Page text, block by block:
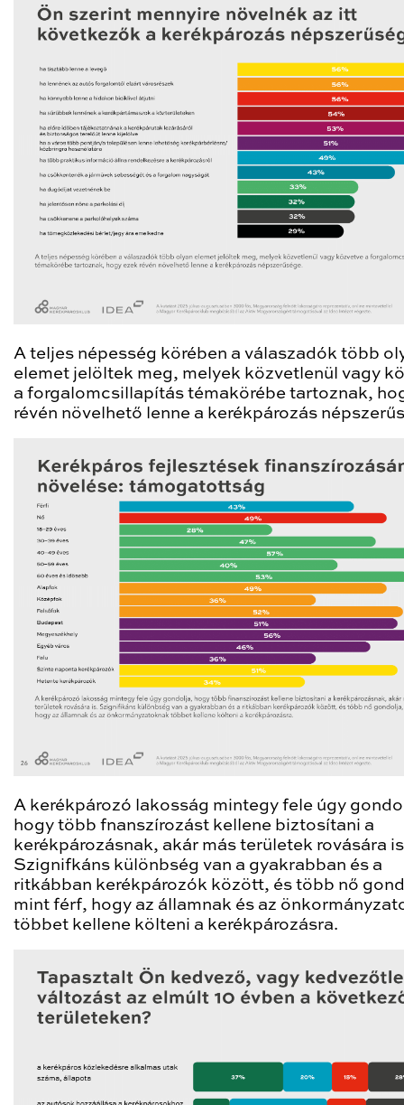
A teljes népesség körében a válaszadók több
elemet jelöltek meg, melyek közvetlenül vagy
a forgalomcsillapítás témakörébe tartoznak,
révén növelhető lenne a kerékpározás
A kerékpározó lakosság mintegy fele úgy
hogy több fnanszírozást kellene biztosítani a
kerékpározásnak, akár más területek rovására
Szignifkáns különbség van a gyakrabban és a
ritkábban kerékpározók között, és több nő
mint férf, hogy az államnak és az
többet kellene költeni a kerékpározásra.